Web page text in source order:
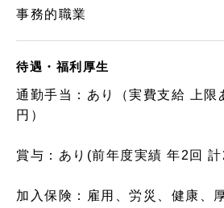
事務的職業
待遇・福利厚生
通勤手当：あり（実費支給 上
円）
賞与：あり(前年度実績 年2回
加入保険：雇用、労災、健康、